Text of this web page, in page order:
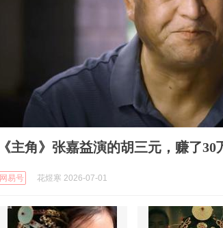
《主角》张嘉益演的胡三元，赚了
网易号 花煜寒 2026-07-01